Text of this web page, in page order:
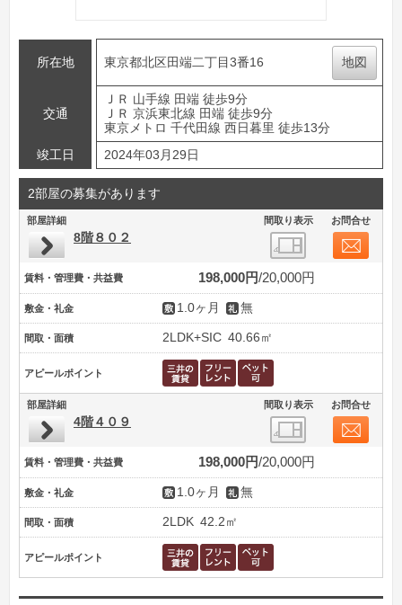
所在地 東京都北区田端二丁目3番16 地図
交通
ＪＲ 山手線 田端 徒歩9分
ＪＲ 京浜東北線 田端 徒歩9分
東京メトロ 千代田線 西日暮里 徒歩13分
竣工日
2024年03月29日
2部屋の募集があります
部屋詳細 間取り表示 お問合せ
8階８０２
賃料・管理費・共益費 198,000円 20,000円
敷金・礼金 1.0ヶ月 無
間取・面積 2LDK+SIC 40.66㎡
アピールポイント
部屋詳細 間取り表示 お問合せ
4階４０９
賃料・管理費・共益費 198,000円 20,000円
敷金・礼金 1.0ヶ月 無
間取・面積 2LDK 42.2㎡
アピールポイント